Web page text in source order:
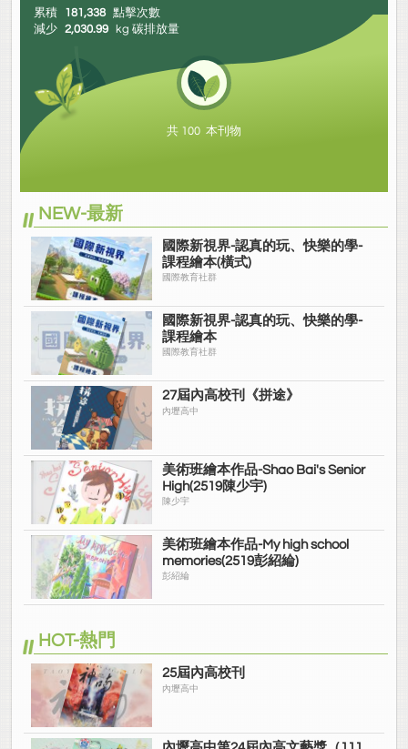
累積 181,338 點擊次數
減少 2,030.99 kg 碳排放量
共 100 本刊物
NEW-最新
國際新視界-認真的玩、快樂的學-
課程繪本(橫式)
國際教育社群
國際新視界-認真的玩、快樂的學-
課程繪本
國際教育社群
27屆內高校刊《拼途》
內壢高中
美術班繪本作品-Shao Bai's Senior
High(2519陳少宇)
陳少宇
美術班繪本作品-My high school
memories(2519彭紹綸)
彭紹綸
HOT-熱門
25屆內高校刊
內壢高中